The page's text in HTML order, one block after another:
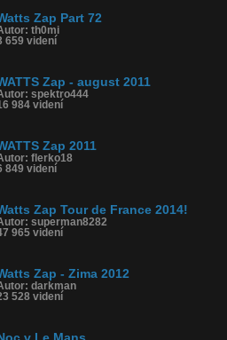
Zap Part 72
th0mi
659 videní
Zap - august 2011
spektro444
984 videní
Zap 2011
flerko18
849 videní
Zap Tour de France 2014!
superman8282
965 videní
Zap - Zima 2012
darkman
528 videní